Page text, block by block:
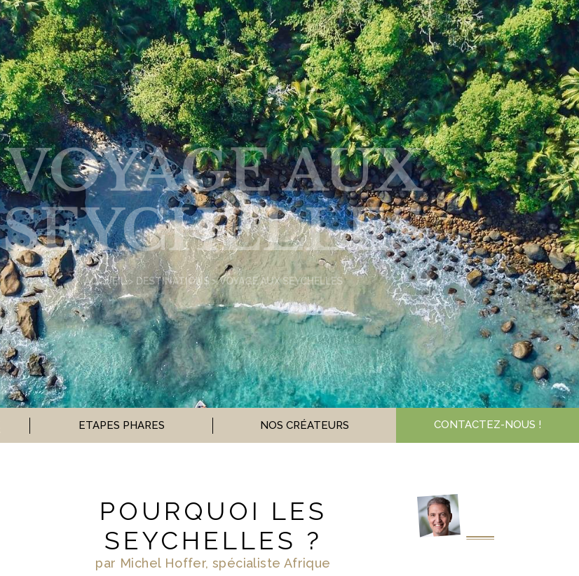
VOYAGE AUX
SEYCHELLES
ACCUEIL> DESTINATIONS > VOYAGE AUX SEYCHELLES
ETAPES PHARES NOS CRÉATEURS CONTACTEZ-NOUS !
POURQUOI LES
SEYCHELLES ?
par Michel Hoffer, spécialiste Afrique